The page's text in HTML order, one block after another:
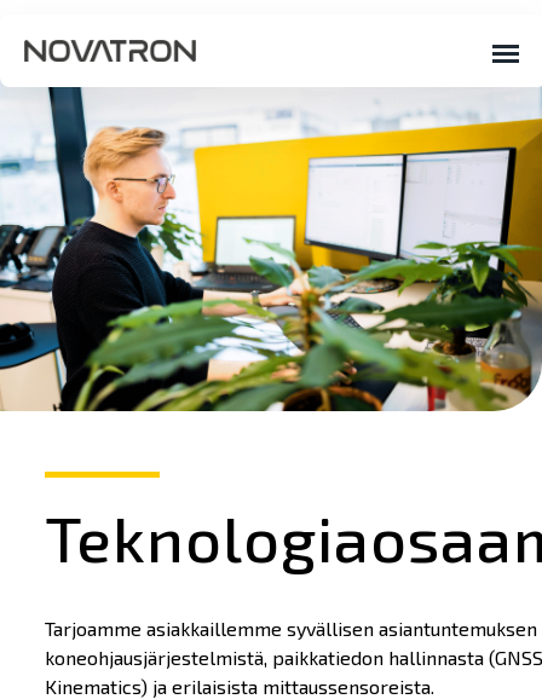
Tarjoamme asiakkaillemme syvällisen asiantuntemuksen
koneohjausjärjestelmistä, paikkatiedon hallinnasta
Kinematics) ja erilaisista mittaussensoreista.